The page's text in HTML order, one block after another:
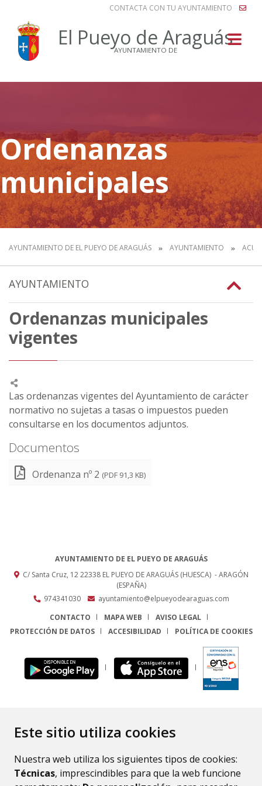
Este sitio utiliza cookies
Nuestra web utiliza los siguientes tipos de cookies:
Técnicas, imprescindibles para que la web funcione
CONTACTA CON TU AYUNTAMIENTO
El Pueyo de Araguás
AYUNTAMIENTO DE
Ordenanzas
municipales
AYUNTAMIENTO DE EL PUEYO DE ARAGUÁS AYUNTAMIENTO
AYUNTAMIENTO
Ordenanzas municipales
vigentes
Las ordenanzas vigentes del Ayuntamiento de carácter
normativo no sujetas a tasas o impuestos pueden
consultarse en los documentos adjuntos.
Documentos
Ordenanza nº 2 (PDF 91,3 KB)
AYUNTAMIENTO DE EL PUEYO DE ARAGUÁS
C/ Santa Cruz, 1222338 EL PUEYO DE ARAGUÁS (HUESCA) - ARAGÓN
(ESPAÑA)
974341030
ayuntamiento@elpueyodearaguas.com
CONTACTO
MAPA WEB
AVISO LEGAL
PROTECCIÓN DE DATOS
ACCESIBILIDAD POLÍTICA DE COOKIES